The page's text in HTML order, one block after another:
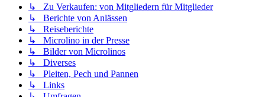
↳ Zu Verkaufen: von Mitgliedern für Mitglieder
↳ Berichte von Anlässen
↳ Reiseberichte
↳ Microlino in der Presse
↳ Bilder von Microlinos
↳ Diverses
↳ Pleiten, Pech und Pannen
↳ Links